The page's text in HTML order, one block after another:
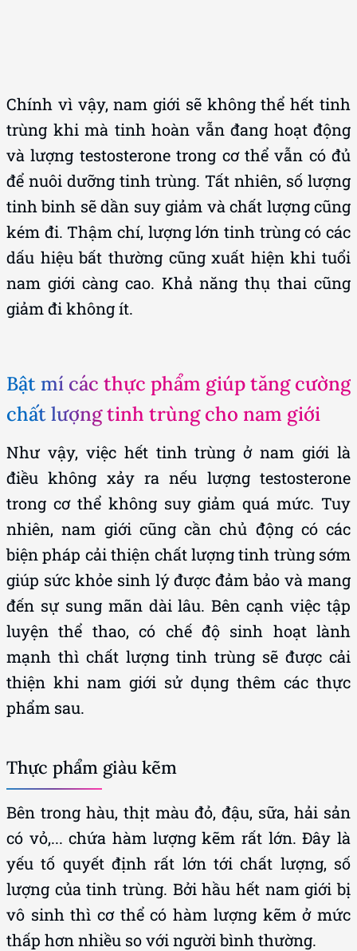
Chính vì vậy, nam giới sẽ không thể hết tinh
trùng khi mà tinh hoàn vẫn đang hoạt động
và lượng testosterone trong cơ thể vẫn có đủ
để nuôi dưỡng tinh trùng. Tất nhiên, số lượng
tinh binh sẽ dần suy giảm và chất lượng cũng
kém đi. Thậm chí, lượng lớn tinh trùng có các
dấu hiệu bất thường cũng xuất hiện khi tuổi
nam giới càng cao. Khả năng thụ thai cũng
giảm đi không ít.
Bật mí các thực phẩm giúp tăng cường
chất lượng tinh trùng cho nam giới
Như vậy, việc hết tinh trùng ở nam giới là
điều không xảy ra nếu lượng testosterone
trong cơ thể không suy giảm quá mức. Tuy
nhiên, nam giới cũng cần chủ động có các
biện pháp cải thiện chất lượng tinh trùng sớm
giúp sức khỏe sinh lý được đảm bảo và mang
đến sự sung mãn dài lâu. Bên cạnh việc tập
luyện thể thao, có chế độ sinh hoạt lành
mạnh thì chất lượng tinh trùng sẽ được cải
thiện khi nam giới sử dụng thêm các thực
phẩm sau.
Thực phẩm giàu kẽm
Bên trong hàu, thịt màu đỏ, đậu, sữa, hải sản
có vỏ,... chứa hàm lượng kẽm rất lớn. Đây là
yếu tố quyết định rất lớn tới chất lượng, số
lượng của tinh trùng. Bởi hầu hết nam giới bị
vô sinh thì cơ thể có hàm lượng kẽm ở mức
thấp hơn nhiều so với người bình thường.